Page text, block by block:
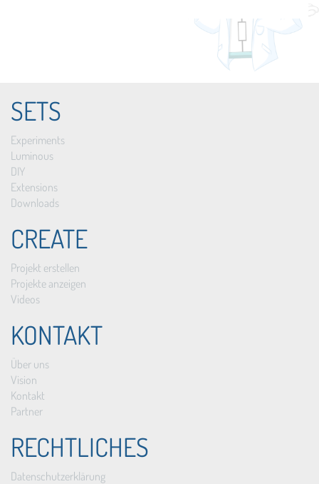
SETS
Experiments
Luminous
DIY
Extensions
Downloads
CREATE
Projekt erstellen
Projekte anzeigen
Videos
KONTAKT
Über uns
Vision
Kontakt
Partner
RECHTLICHES
Datenschutzerklärung